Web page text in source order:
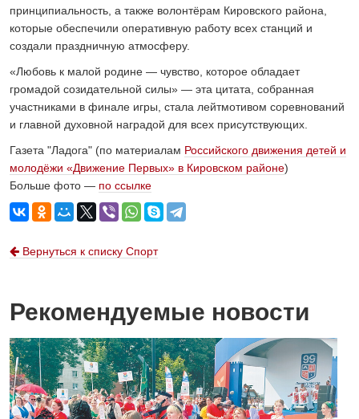
принципиальность, а также волонтёрам Кировского района,
которые обеспечили оперативную работу всех станций и
создали праздничную атмосферу.
«Любовь к малой родине — чувство, которое обладает
громадой созидательной силы» — эта цитата, собранная
участниками в финале игры, стала лейтмотивом соревнований
и главной духовной наградой для всех присутствующих.
Газета "Ладога" (по материалам Российского движения детей и
молодёжи «Движение Первых» в Кировском районе)
Больше фото — по ссылке
Вернуться к списку Спорт
Рекомендуемые новости